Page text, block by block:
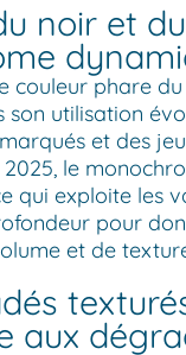
noir et du
couleur phare
son utilisation
et des
2025, le
qui exploite les
pour
et de
aux